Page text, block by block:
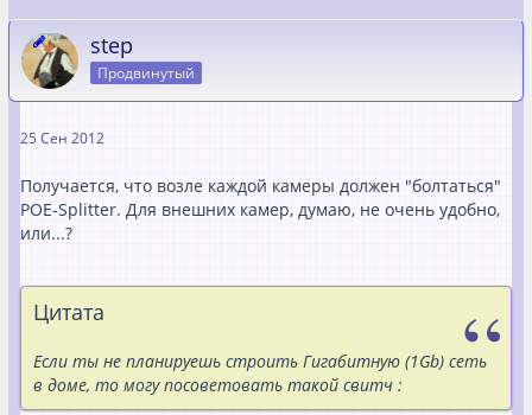
step
Продвинутый
25 Сен 2012
Получается, что возле каждой камеры должен "болтаться"
POE-Splitter. Для внешних камер, думаю, не очень удобно,
или...?
Цитата
Если ты не планируешь строить Гигабитную (1Gb) сеть
в доме, то могу посоветовать такой свитч :